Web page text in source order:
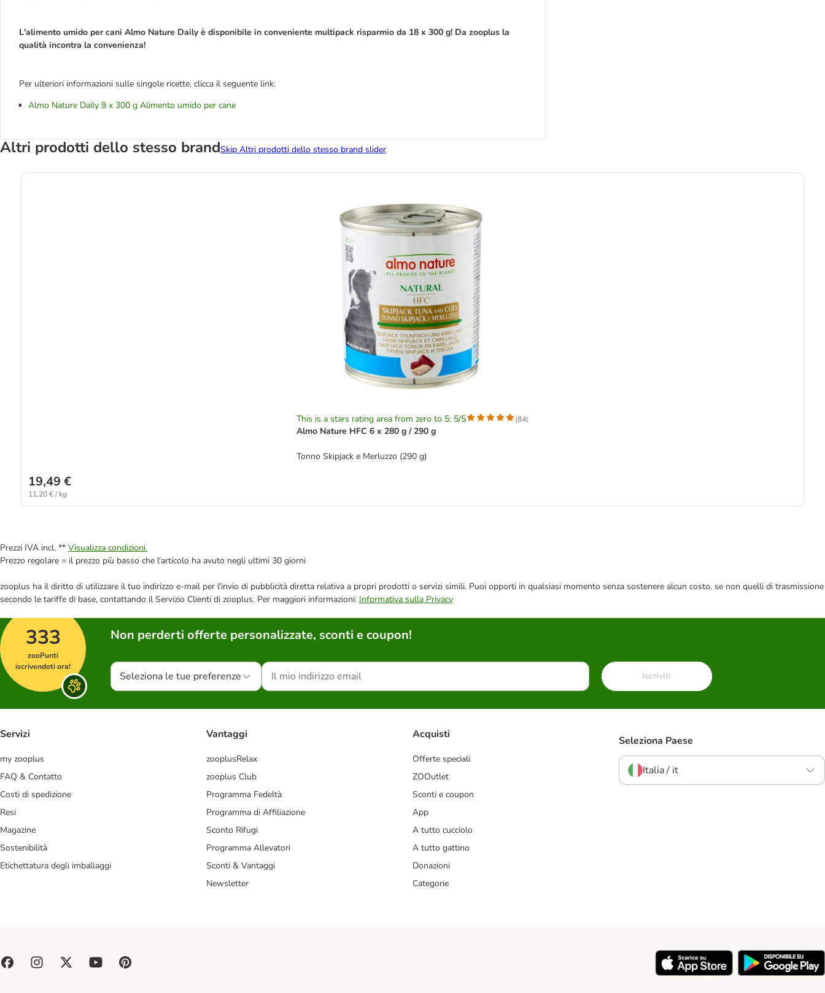
L'alimento umido per cani Almo Nature Daily è disponibile in conveniente multipack risparmio da 18 x 300 g! Da zooplus la
qualità incontra la convenienza!
Per ulteriori informazioni sulle singole ricette, clicca il seguente link:
Almo Nature Daily 9 x 300 g Alimento umido per cane
Altri prodotti dello stesso brandSkip Altri prodotti dello stesso brand slider
This is a stars rating area from zero to 5: 5/5 (84)
Almo Nature HFC 6 x 280 g / 290 g
Tonno Skipjack e Merluzzo (290 g)
19,49 €
11,20 € / kg
Prezzi IVA incl. ** Visualizza condizioni.
Prezzo regolare = il prezzo più basso che l'articolo ha avuto negli ultimi 30 giorni
zooplus ha il diritto di utilizzare il tuo indirizzo e-mail per l'invio di pubblicità diretta relativa a propri prodotti o servizi simili. Puoi opporti in qualsiasi momento senza sostenere alcun costo, se non quelli di trasmissione
secondo le tariffe di base, contattando il Servizio Clienti di zooplus. Per maggiori informazioni: Informativa sulla Privacy
333
zooPunti
iscrivendoti ora!
Non perderti offerte personalizzate, sconti e coupon!
Seleziona le tue preferenze Iscriviti
Servizi
my zooplus
FAQ & Contatto
Costi di spedizione
Resi
Magazine
Sostenibilità
Etichettatura degli imballaggi
Vantaggi
zooplusRelax
zooplus Club
Programma Fedeltà
Programma di Affiliazione
Sconto Rifugi
Programma Allevatori
Sconti & Vantaggi
Newsletter
Acquisti
Offerte speciali
ZOOutlet
Sconti e coupon
App
A tutto cucciolo
A tutto gattino
Donazioni
Categorie
Seleziona Paese
Italia / it